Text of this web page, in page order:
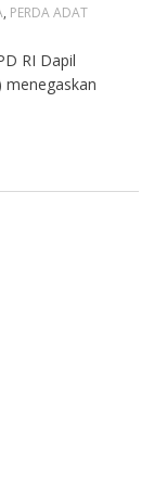
, PERDA ADAT
RI Dapil
menegaskan